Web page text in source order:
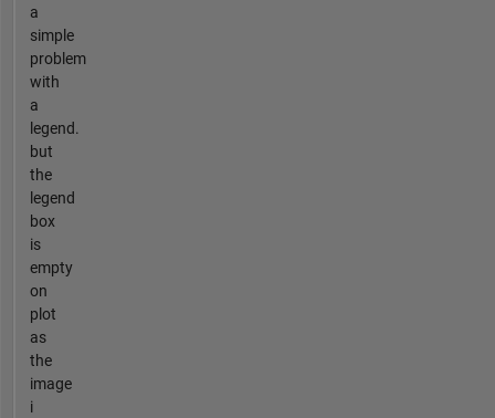
a
simple
problem
with
a
legend.
but
the
legend
box
is
empty
on
plot
as
the
image
i